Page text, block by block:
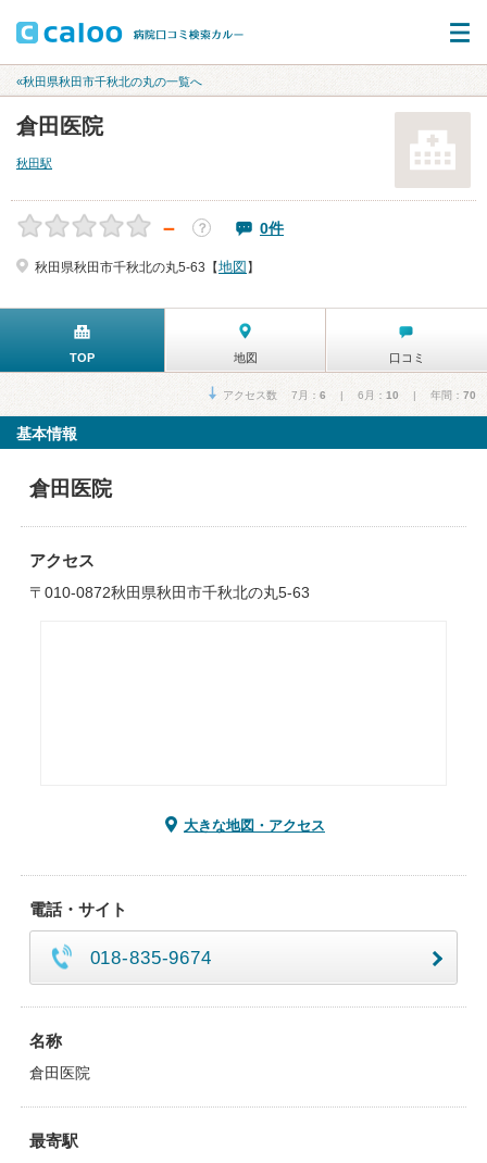
«秋田県秋田市千秋北の丸の一覧へ
倉田医院
秋田駅
－ ？ 0件
秋田県秋田市千秋北の丸5-63【地図 】
TOP 地図 口コミ
アクセス数 7月： 6 | 6月： 10 | 年間： 70
基本情報
倉田医院
アクセス
〒010-0872秋田県秋田市千秋北の丸5-63
大きな地図・アクセス
電話・サイト
018-835-9674
名称
倉田医院
最寄駅